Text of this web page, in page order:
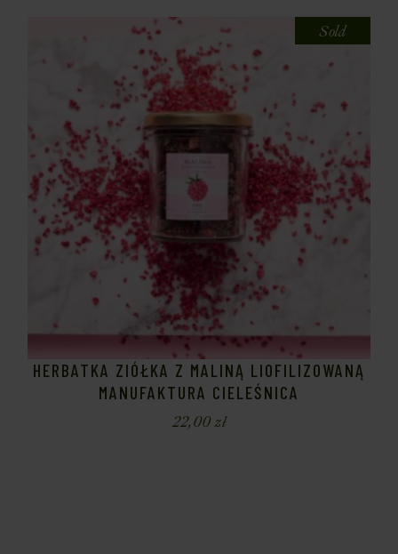
Sold
HERBATKA ZIÓŁKA Z MALINĄ LIOFILIZOWANĄ
MANUFAKTURA CIELEŚNICA
22,00zł